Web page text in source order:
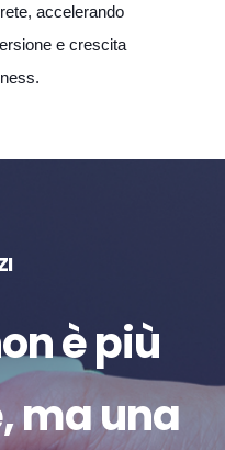
accelerando
e crescita
è più
ma una